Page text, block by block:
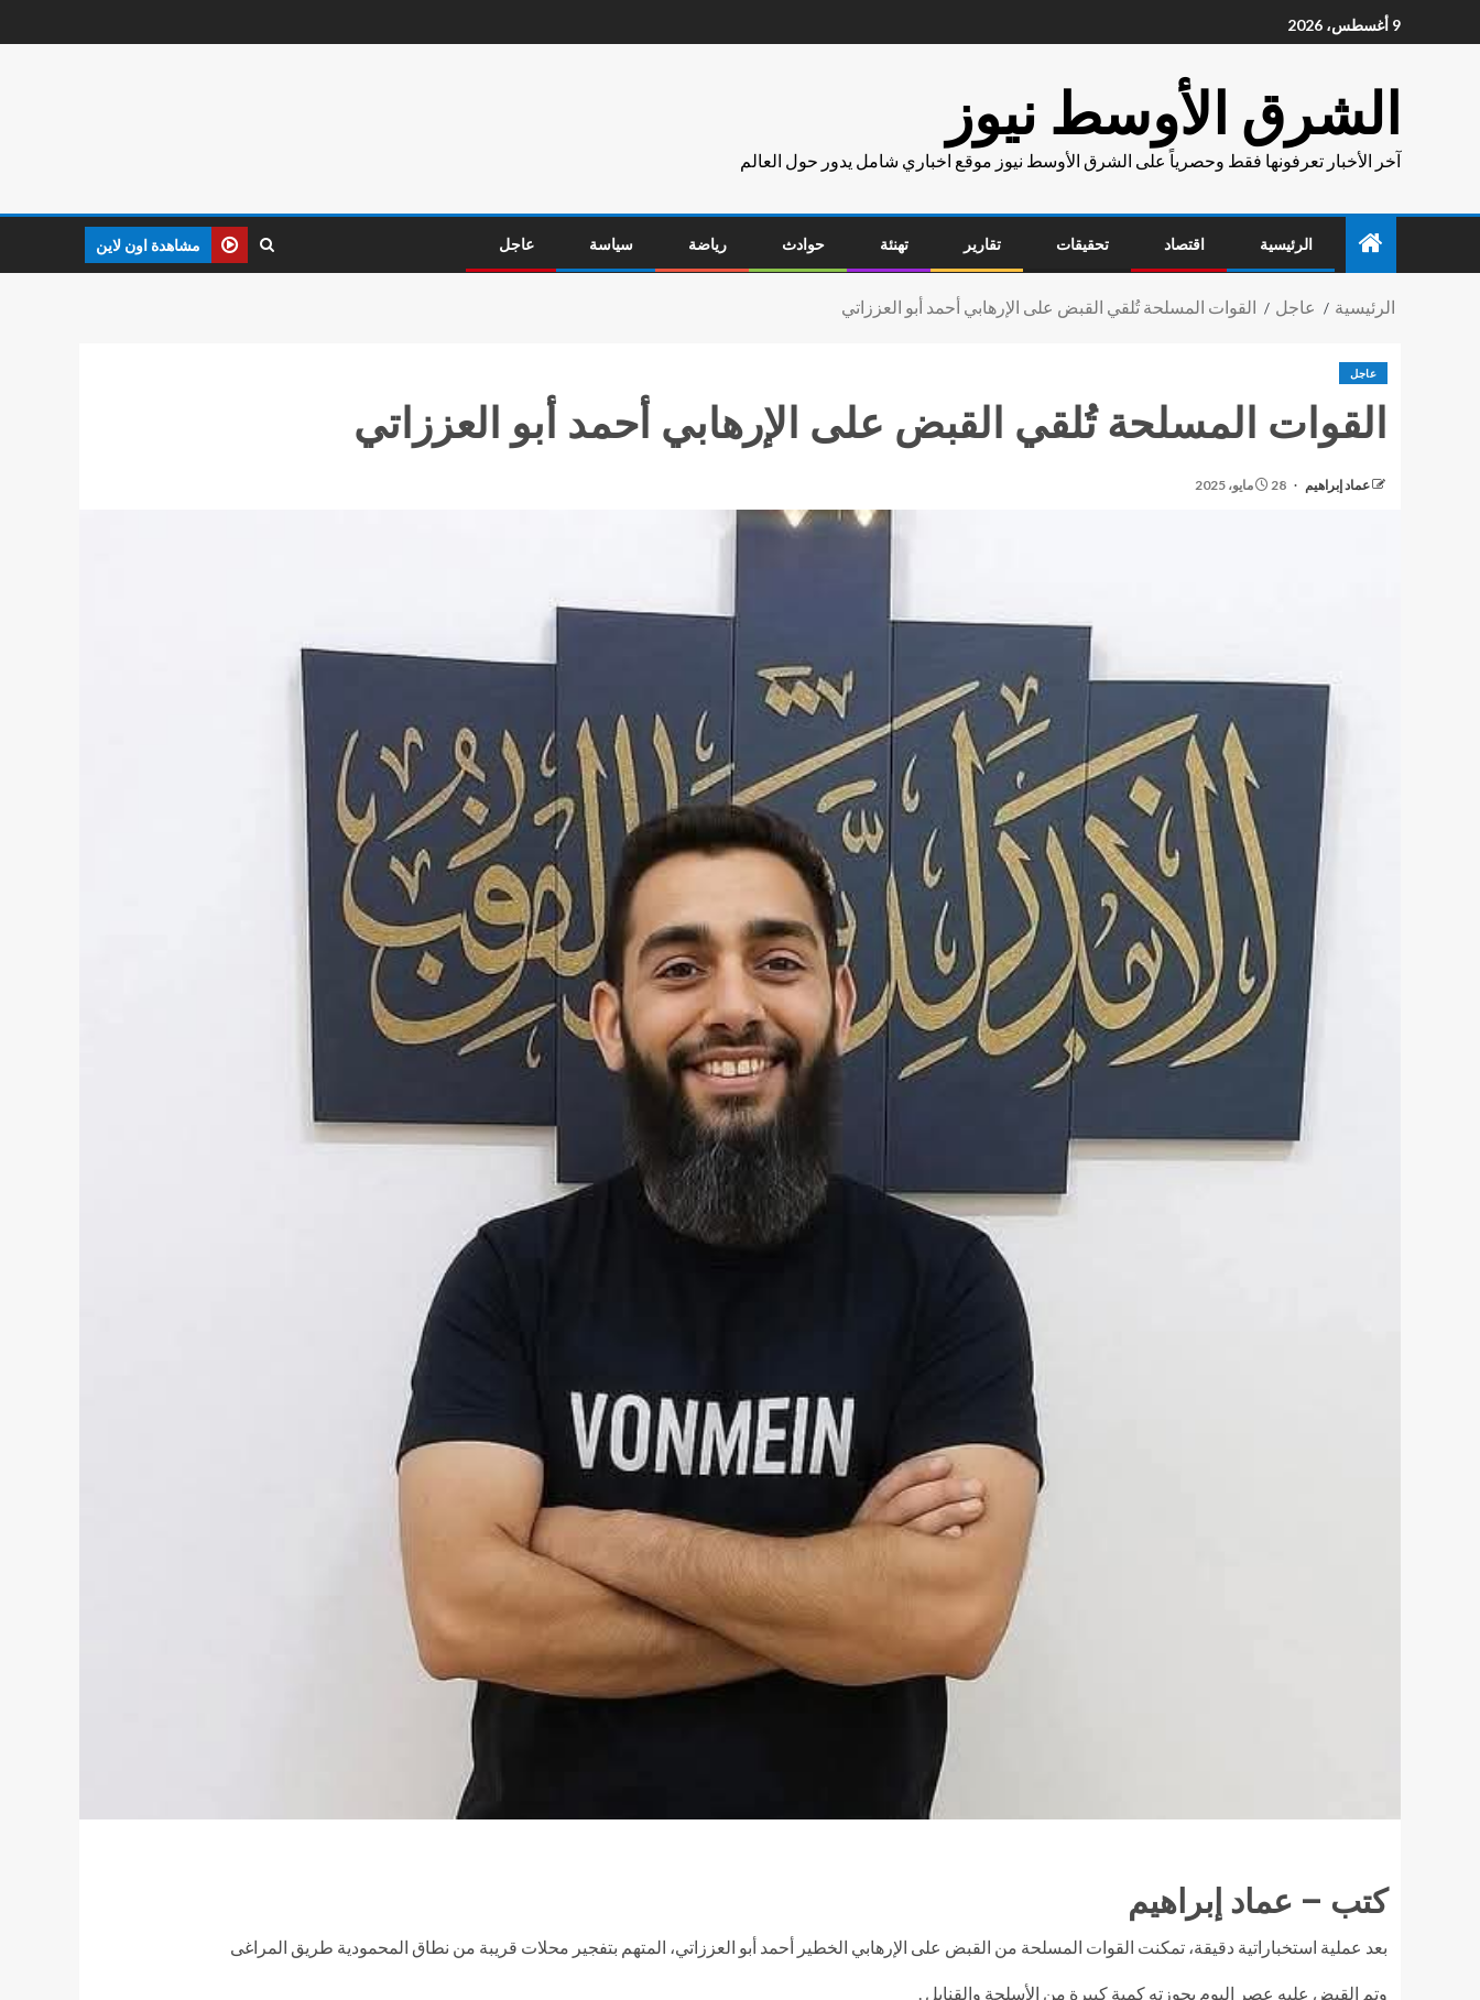
9 أغسطس، 2026
الشرق الأوسط نيوز
آخر الأخبار تعرفونها فقط وحصرياً على الشرق الأوسط نيوز موقع اخباري شامل يدور حول العالم
الرئيسية اقتصاد تحقيقات تقارير تهنئة حوادث رياضة سياسة عاجل مشاهدة اون لاين
الرئيسية عاجل القوات المسلحة تُلقي القبض على الإرهابي أحمد أبو العززاتي
عاجل
القوات المسلحة تُلقي القبض على الإرهابي أحمد أبو العززاتي
عماد إبراهيم 28 مايو، 2025
كتب – عماد إبراهيم
بعد عملية استخباراتية دقيقة، تمكنت القوات المسلحة من القبض على الإرهابي الخطير أحمد أبو العززاتي، المتهم بتفجير محلات قريبة من نطاق المحمودية طريق المراغى
وتم القبض عليه عصر اليوم بحوزته كمية كبيرة من الأسلحة والقنابل .